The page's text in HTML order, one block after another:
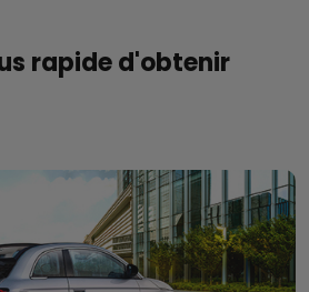
rapide d'obtenir